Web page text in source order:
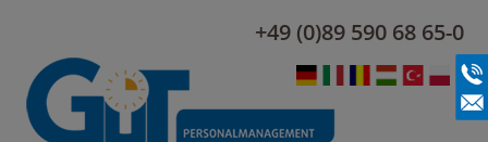
+49 (0)89 590 68 65-0